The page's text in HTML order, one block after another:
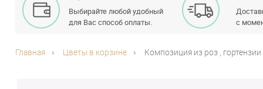
Выбирайте любой удобный
для Вас способ оплаты.
с
Главная Цветы в корзине Композиция из роз ,